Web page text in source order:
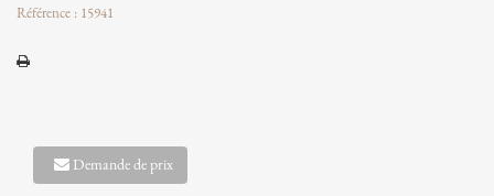
Référence : 15941
Demande de prix